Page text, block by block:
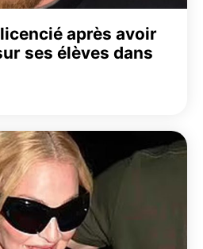
après avoir
ses élèves dans